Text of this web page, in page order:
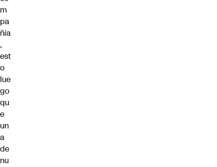
m
pa
ñía
,
est
o
lue
go
qu
e
un
a
de
nu